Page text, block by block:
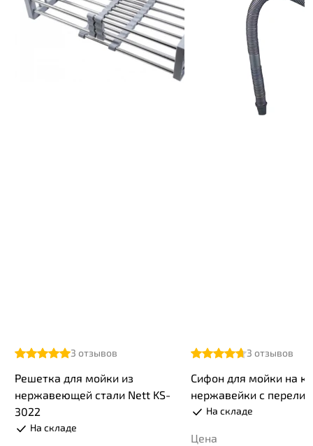
3 отзывов
Решетка для мойки из
нержавеющей стали Nett KS-
3022
На складе
3 отзывов
Cифон для мойки на
нержавейки с
На складе
Цена